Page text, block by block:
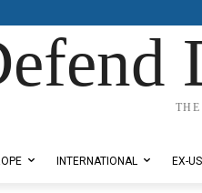
INTERNATIONAL EX-